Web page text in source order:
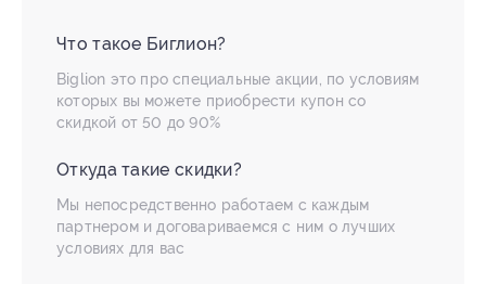
Что такое Биглион?
Biglion это про специальные акции, по условиям
которых вы можете приобрести купон со
скидкой от 50 до 90%
Откуда такие скидки?
Мы непосредственно работаем с каждым
партнером и договариваемся с ним о лучших
условиях для вас